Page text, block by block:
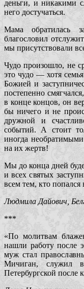
деньги, и никакими
него достучаться.
Мама обратилась
благословил
мы присутствовали
Чудо произошло, не
это чудо — хотя
Божией и
постепенно
в конце концов, он
бы ничего и не
дружной и
событий. А стоит
иногда
на их жертв!
Мы до конца дней
и всех святых
всем тем, кто
Людмила Дайович,
***
«По молитвам
нашли работу после
муж стал
Мичиган, служил
Петербургской после